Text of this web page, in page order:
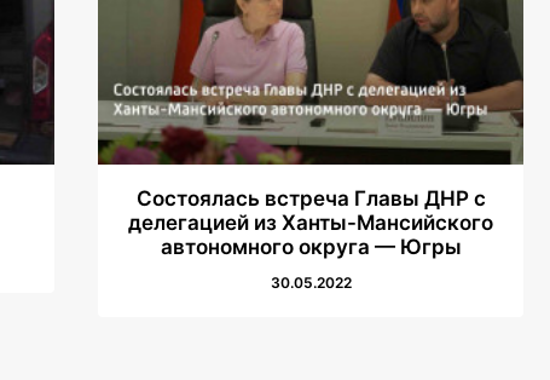
Состоялась встреча Главы ДНР с
делегацией из Ханты-Мансийского
автономного округа — Югры
30.05.2022